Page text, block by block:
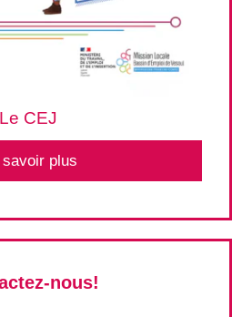
Le CEJ
savoir plus
nous!